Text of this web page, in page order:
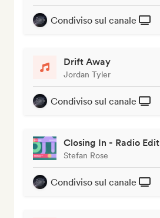
Condiviso sul canale
Drift Away
Jordan Tyler
Condiviso sul canale
Closing In - Radio Edit
Stefan Rose
Condiviso sul canale